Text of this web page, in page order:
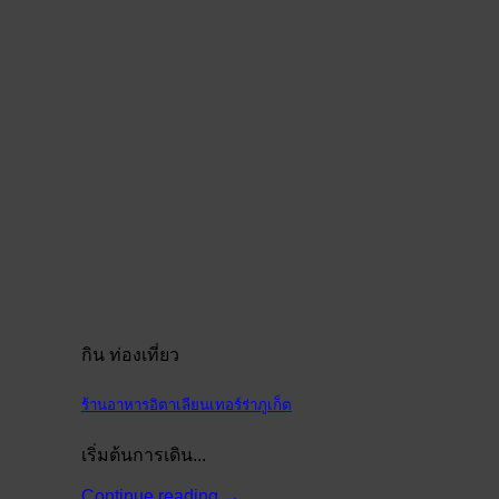
กิน ท่องเที่ยว
ร้านอาหารอิตาเลียนเทอร์ร่าภูเก็ต
เริ่มต้นการเดิน...